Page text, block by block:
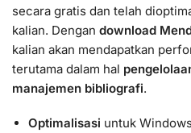
secara gratis dan telah
kalian. Dengan download
kalian akan mendapatkan
terutama dalam hal
manajemen bibliografi.
Optimalisasi untuk